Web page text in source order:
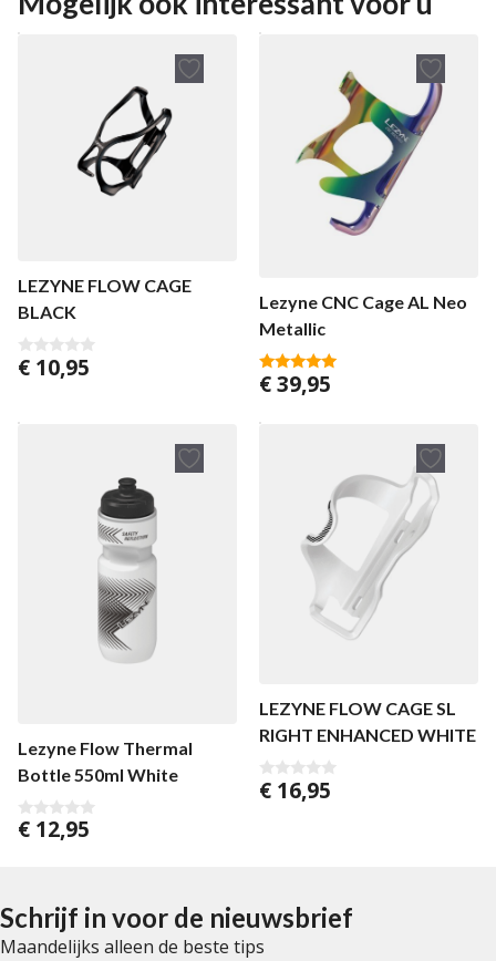
5
LEZYNE FLOW CAGE
BLACK
0
v
5
€ 10,95
Lezyne CNC Cage AL Neo
Metallic
5.00
van 5
€39,95
Lezyne Flow Thermal
Bottle 550ml White
0
€ 12,95
LEZYNE FLOW CAGE SL
RIGHT ENHANCED WHITE
0
€ 16,95
Schrijf in voor de nieuwsbrief
Maandelijks alleen de beste tips